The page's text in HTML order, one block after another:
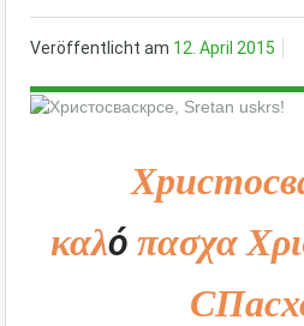
Veröffentlicht am 12. April 2015
Христос
καλó πασχα
С